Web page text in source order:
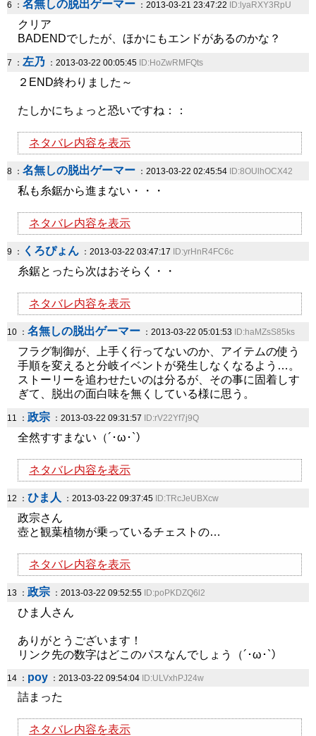
6 ： 名無しの脱出ゲーマー ：2013-03-21 23:47:22 ID:lyaRXY3RpU
クリア
BADENDでしたが、ほかにもエンドがあるのかな？
7 ： 左乃 ：2013-03-22 00:05:45 ID:HoZwRMFQts
２END終わりました～
たしかにちょっと恐いですね：：
ネタバレ内容を表示
8 ： 名無しの脱出ゲーマー ：2013-03-22 02:45:54 ID:8OUlhOCX42
私も糸鋸から進まない・・・
ネタバレ内容を表示
9 ： くろぴょん ：2013-03-22 03:47:17 ID:yrHnR4FC6c
糸鋸とったら次はおそらく・・
ネタバレ内容を表示
10 ： 名無しの脱出ゲーマー ：2013-03-22 05:01:53 ID:haMZsS85ks
フラグ制御が、上手く行ってないのか、アイテムの使う
手順を変えると分岐イベントが発生しなくなるよう…。
ストーリーを追わせたいのは分るが、その事に固着しす
ぎて、脱出の面白味を無くしている様に思う。
11 ： 政宗 ：2013-03-22 09:31:57 ID:rV22Yf7j9Q
全然すすまない（´･ω･`）
ネタバレ内容を表示
12 ： ひま人 ：2013-03-22 09:37:45 ID:TRcJeUBXcw
政宗さん
壺と観葉植物が乗っているチェストの…
ネタバレ内容を表示
13 ： 政宗 ：2013-03-22 09:52:55 ID:poPKDZQ6l2
ひま人さん
ありがとうございます！
リンク先の数字はどこのパスなんでしょう（´･ω･`）
14 ： poy ：2013-03-22 09:54:04 ID:ULVxhPJ24w
詰まった
ネタバレ内容を表示